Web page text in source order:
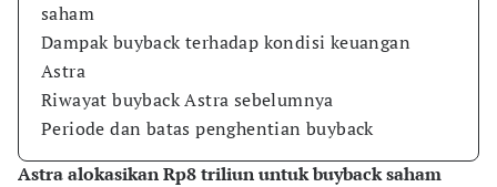
saham
Dampak buyback terhadap kondisi keuangan
Astra
Riwayat buyback Astra sebelumnya
Periode dan batas penghentian buyback
Astra alokasikan Rp8 triliun untuk buyback saham